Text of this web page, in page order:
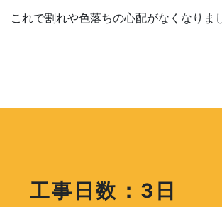
これで割れや色落ちの心配がなくなりま
工事日数：3日